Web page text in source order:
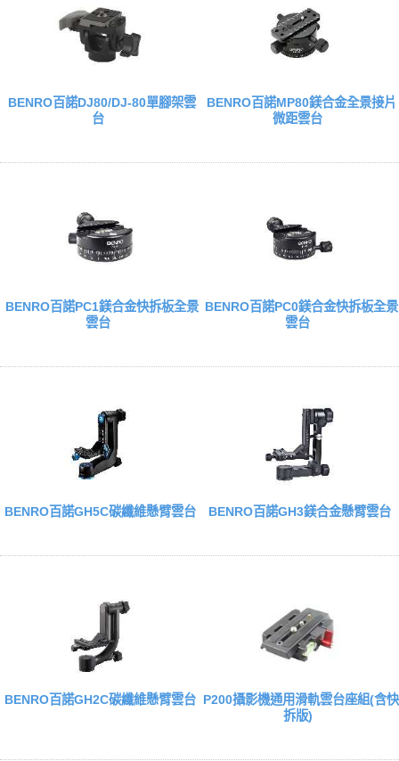
BENRO百諾DJ80/DJ-80單腳架雲
台
BENRO百諾MP80鎂合金全景接片
微距雲台
BENRO百諾PC1鎂合金快拆板全景
雲台
BENRO百諾PC0鎂合金快拆板全景
雲台
BENRO百諾GH5C碳纖維懸臂雲台 BENRO百諾GH3鎂合金懸臂雲台
BENRO百諾GH2C碳纖維懸臂雲台 P200攝影機通用滑軌雲台座組(含快
拆版)